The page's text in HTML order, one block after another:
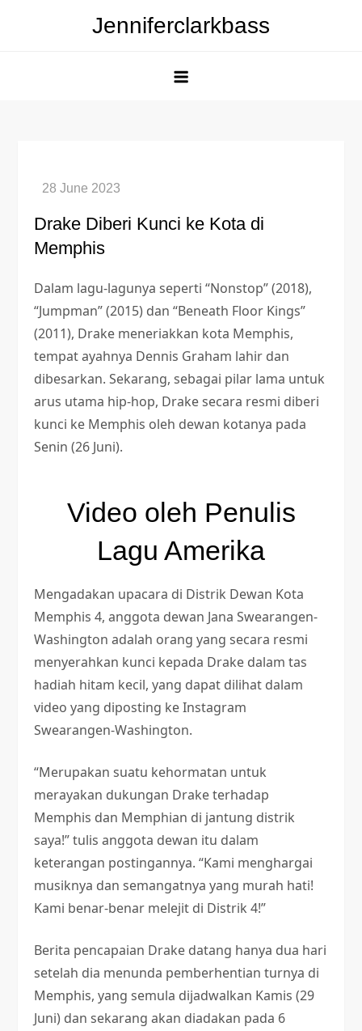
Jenniferclarkbass
Drake Diberi Kunci ke Kota di
Memphis
Dalam lagu-lagunya seperti “Nonstop” (2018),
“Jumpman” (2015) dan “Beneath Floor Kings”
(2011), Drake meneriakkan kota Memphis,
tempat ayahnya Dennis Graham lahir dan
dibesarkan. Sekarang, sebagai pilar lama untuk
arus utama hip-hop, Drake secara resmi diberi
kunci ke Memphis oleh dewan kotanya pada
Senin (26 Juni).
Video oleh Penulis
Lagu Amerika
Mengadakan upacara di Distrik Dewan Kota
Memphis 4, anggota dewan Jana Swearangen-
Washington adalah orang yang secara resmi
menyerahkan kunci kepada Drake dalam tas
hadiah hitam kecil, yang dapat dilihat dalam
video yang diposting ke Instagram
Swearangen-Washington.
“Merupakan suatu kehormatan untuk
merayakan dukungan Drake terhadap
Memphis dan Memphian di jantung distrik
saya!” tulis anggota dewan itu dalam
keterangan postingannya. “Kami menghargai
musiknya dan semangatnya yang murah hati!
Kami benar-benar melejit di Distrik 4!”
Berita pencapaian Drake datang hanya dua hari
setelah dia menunda pemberhentian turnya di
Memphis, yang semula dijadwalkan Kamis (29
Juni) dan sekarang akan diadakan pada 6